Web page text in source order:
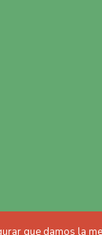
que damos la